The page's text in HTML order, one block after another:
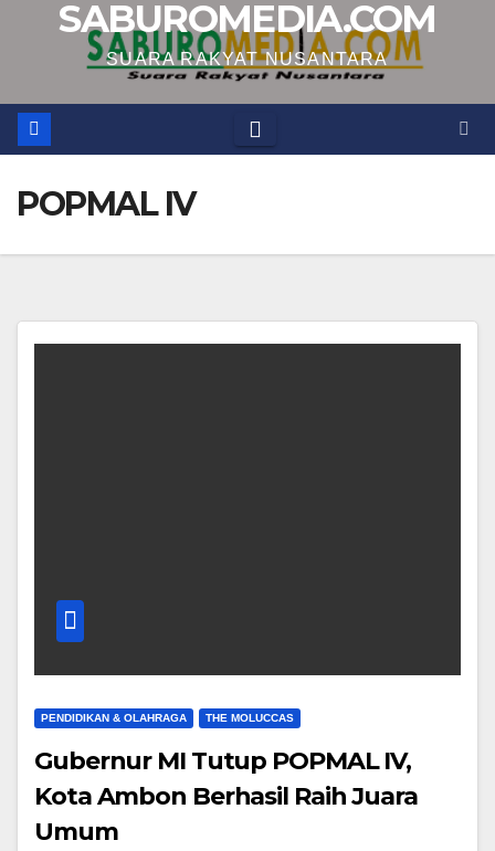
SABUROMEDIA.COM
SUARA RAKYAT NUSANTARA
POPMAL IV
PENDIDIKAN & OLAHRAGA THE MOLUCCAS
Gubernur MI Tutup POPMAL IV,
Kota Ambon Berhasil Raih Juara
Umum